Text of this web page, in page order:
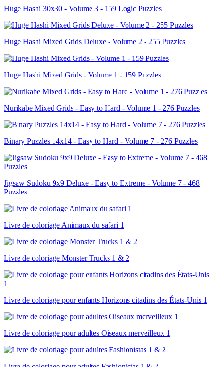
Huge Hashi 30x30 - Volume 3 - 159 Logic Puzzles
Huge Hashi Mixed Grids Deluxe - Volume 2 - 255 Puzzles
Huge Hashi Mixed Grids - Volume 1 - 159 Puzzles
Nurikabe Mixed Grids - Easy to Hard - Volume 1 - 276 Puzzles
Binary Puzzles 14x14 - Easy to Hard - Volume 7 - 276 Puzzles
Jigsaw Sudoku 9x9 Deluxe - Easy to Extreme - Volume 7 - 468
Puzzles
Livre de coloriage Animaux du safari 1
Livre de coloriage Monster Trucks 1 & 2
Livre de coloriage pour enfants Horizons citadins des États-Unis 1
Livre de coloriage pour adultes Oiseaux merveilleux 1